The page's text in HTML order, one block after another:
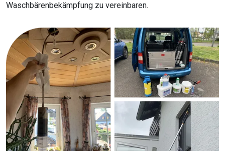
Waschbärenbekämpfung zu vereinbaren.